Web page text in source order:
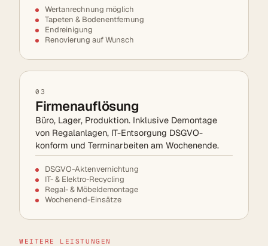
Wertanrechnung möglich
Tapeten & Bodenentfernung
Endreinigung
Renovierung auf Wunsch
03
Firmenauflösung
Büro, Lager, Produktion. Inklusive Demontage
von Regalanlagen, IT-Entsorgung DSGVO-
konform und Terminarbeiten am Wochenende.
DSGVO-Aktenvernichtung
IT- & Elektro-Recycling
Regal- & Möbeldemontage
Wochenend-Einsätze
WEITERE LEISTUNGEN